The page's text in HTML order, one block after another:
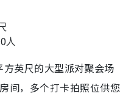
人
英尺的大型派对聚会场
间，多个打卡拍照位供您